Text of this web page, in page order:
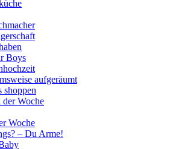
Boys
aufgeräumt
shoppen
Woche
Woche
– Du Arme!